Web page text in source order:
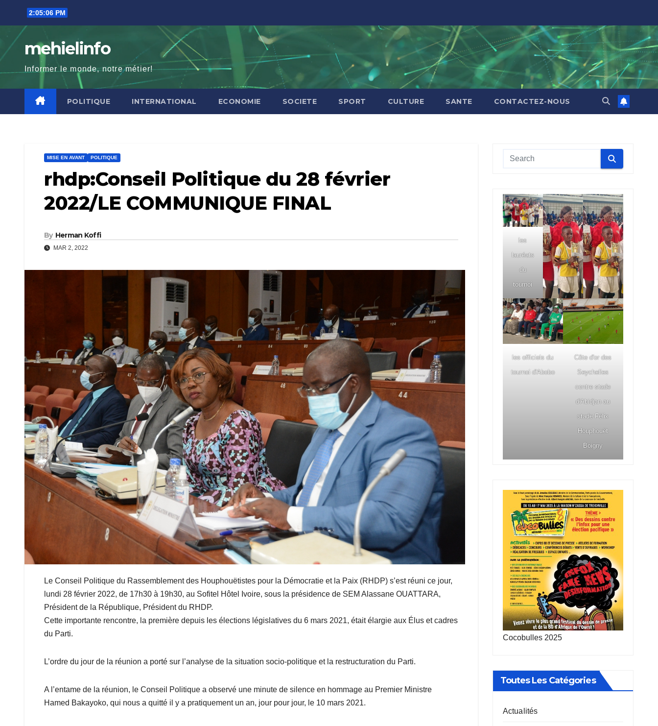
content
2:05:07 PM
mehielinfo
Informer le monde, notre métier!
POLITIQUE INTERNATIONAL ECONOMIE SOCIETE SPORT CULTURE SANTE CONTACTEZ-NOUS
MISE EN AVANT POLITIQUE
rhdp:Conseil Politique du 28 février
2022/LE COMMUNIQUE FINAL
By Herman Koffi
MAR 2, 2022
Le Conseil Politique du Rassemblement des Houphouëtistes pour la Démocratie et la Paix (RHDP) s’est réuni ce jour,
lundi 28 février 2022, de 17h30 à 19h30, au Sofitel Hôtel Ivoire, sous la présidence de SEM Alassane OUATTARA,
Président de la République, Président du RHDP.
Cette importante rencontre, la première depuis les élections législatives du 6 mars 2021, était élargie aux Élus et cadres
du Parti.
L’ordre du jour de la réunion a porté sur l’analyse de la situation socio-politique et la restructuration du Parti.
A l’entame de la réunion, le Conseil Politique a observé une minute de silence en hommage au Premier Ministre
Hamed Bakayoko, qui nous a quitté il y a pratiquement un an, jour pour jour, le 10 mars 2021.
les
lauréats
du
tournoi
les officiels du
tournoi d'Abobo
Côte d'or des
Seychelles
contre stade
d'Abidjan au
stade Félix
Houphouët
Boigny
Cocobulles 2025
Toutes Les Catégories
Actualités